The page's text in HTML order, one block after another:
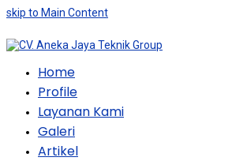
skip to Main Content
Home
Profile
Layanan Kami
Galeri
Artikel